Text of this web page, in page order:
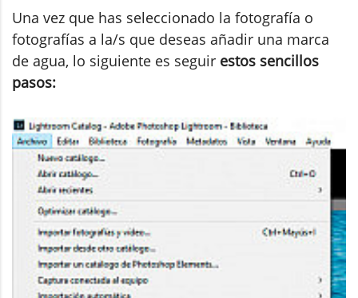
Una vez que has seleccionado la fotografía o
fotografías a la/s que deseas añadir una marca
de agua, lo siguiente es seguir estos sencillos
pasos: